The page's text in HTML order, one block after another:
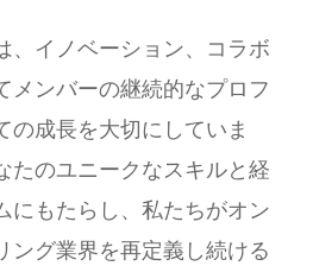
、イノベーション、コラボ
メンバーの継続的なプロフ
の成長を大切にしていま
たのユニークなスキルと経
にもたらし、私たちがオン
ング業界を再定義し続ける